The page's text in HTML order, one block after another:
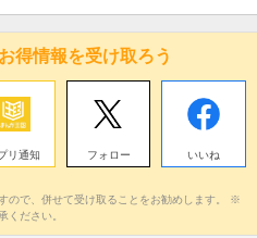
得情報を受け取ろう
リ通知 フォロー いいね
ので、併せて受け取ることをお勧めします。 ※
ください。